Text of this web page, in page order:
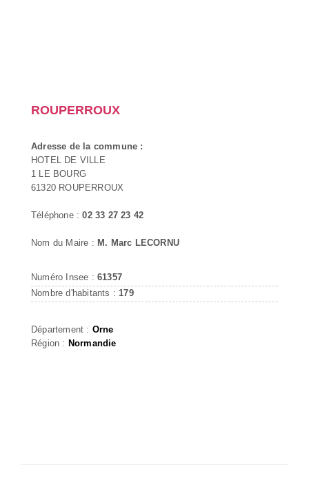
ROUPERROUX
Adresse de la commune :
HOTEL DE VILLE
1 LE BOURG
61320 ROUPERROUX
Téléphone :02 33 27 23 42
Nom du Maire : M. Marc LECORNU
Numéro Insee : 61357
Nombre d'habitants : 179
Département : Orne
Région : Normandie